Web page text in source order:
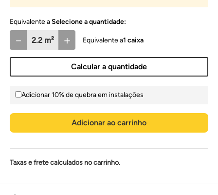
＋
－
Selecione a quantidade:
1 caixa
Calcular a quantidade
Adicionar 10% de quebra em instalações
Adicionar ao carrinho
Taxas e frete calculados no carrinho.